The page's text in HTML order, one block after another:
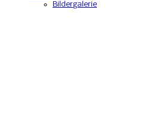
Bildergalerie